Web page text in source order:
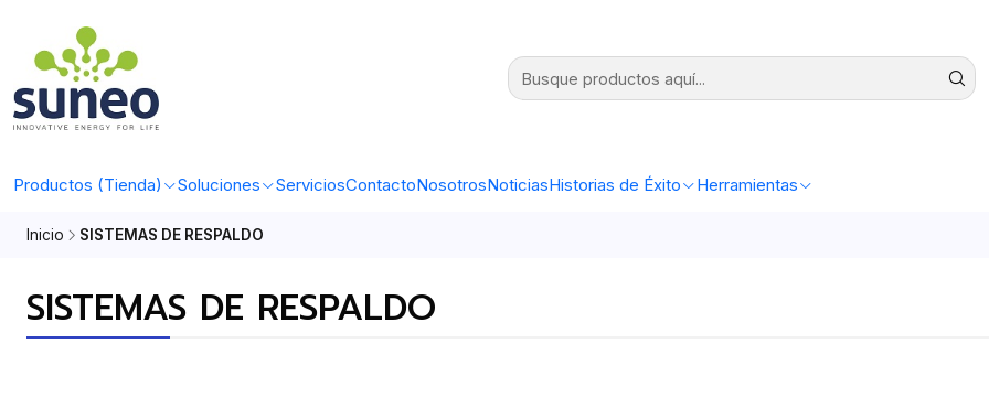
Productos (Tienda) Soluciones ServiciosContactoNosotrosNoticiasHistorias de Éxito Herramientas
Inicio SISTEMAS DE RESPALDO
SISTEMAS DE RESPALDO